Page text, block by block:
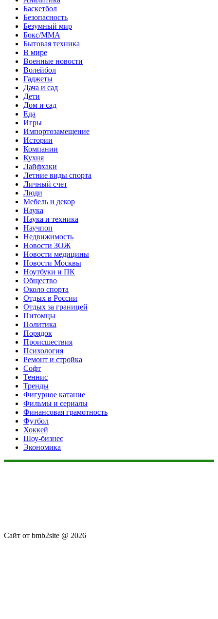
Баскетбол
Безопасность
Безумный мир
Бокс/MMA
Бытовая техника
В мире
Военные новости
Волейбол
Гаджеты
Дача и сад
Дети
Дом и сад
Еда
Игры
Импортозамещение
Истории
Компании
Кухня
Лайфхаки
Летние виды спорта
Личный счет
Люди
Мебель и декор
Наука
Наука и техника
Научпоп
Недвижимость
Новости ЗОЖ
Новости медицины
Новости Москвы
Ноутбуки и ПК
Общество
Около спорта
Отдых в России
Отдых за границей
Питомцы
Политика
Порядок
Происшествия
Психология
Ремонт и стройка
Софт
Теннис
Тренды
Фигурное катание
Фильмы и сериалы
Финансовая грамотность
Футбол
Хоккей
Шоу-бизнес
Экономика
Сайт от bmb2site @ 2026